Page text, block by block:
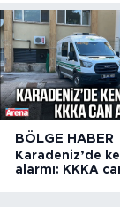
BÖLGE HABER
Karadeniz’de
alarmı: KKKA